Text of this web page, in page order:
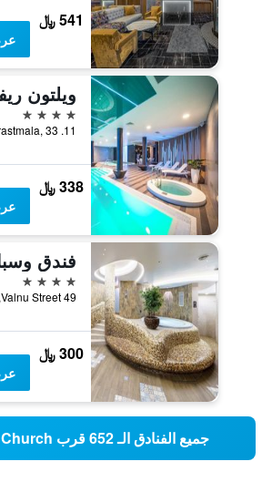
541 ﷼
4 نجوم
338 ﷼
4 نجوم
Valnu Street 49, ريغا, لاتفيا
300 ﷼
جميع الفنادق الـ 652 قرب St. Peter's Church